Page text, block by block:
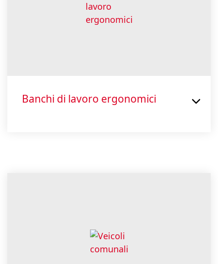
Banchi di lavoro ergonomici